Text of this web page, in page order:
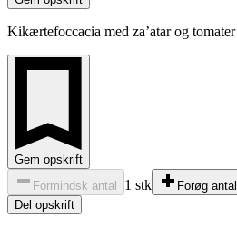
Kikærtefoccacia med za’atar og tomater
Gem opskrift
Formindsk antal
1 stk
Forøg antal
Del opskrift